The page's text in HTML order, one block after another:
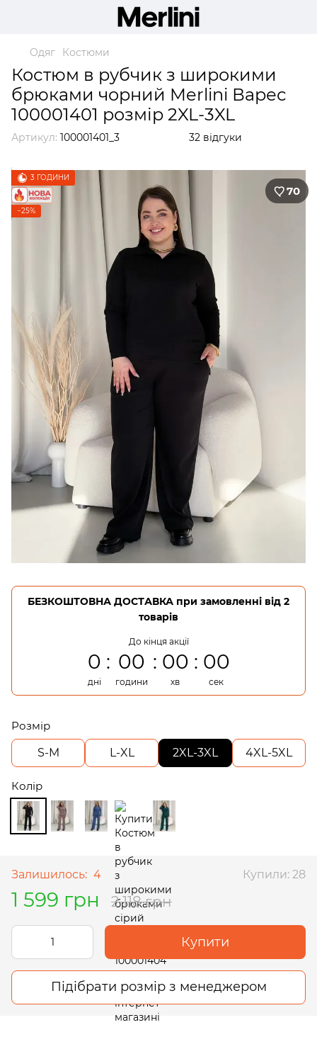
Одяг Костюми
Костюм в рубчик з широкими
брюками чорний Merlini Варес
100001401 розмір 2XL-3XL
Артикул: 100001401_3 32 відгуки
3 ГОДИНИ
−25%
70
БЕЗКОШТОВНА ДОСТАВКА при замовленні від 2
товарів
До кінця акції
0
дні
00
години
00
хв
00
сек
Розмір
S-M
L-XL 2XL-3XL 4XL-5XL
Колір
Залишилось: 4 Купили: 28
1 599 грн 2 118 грн
Купити
Підібрати розмір з менеджером